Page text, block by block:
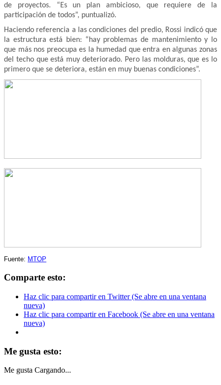
de proyectos. “Es un plan ambicioso, que requiere de la
participación de todos”, puntualizó.
Haciendo referencia a las condiciones del predio, Rossi indicó que
la estructura está bien: “hay problemas de mantenimiento y lo
que más nos preocupa es la humedad que entra en algunas zonas
del techo que está muy deteriorado. Pero las molduras, que es lo
primero que se deteriora, están en muy buenas condiciones”.
Fuente: MTOP
Comparte esto:
Haz clic para compartir en Twitter (Se abre en una ventana
nueva)
Haz clic para compartir en Facebook (Se abre en una ventana
nueva)
Me gusta esto:
Me gusta Cargando...